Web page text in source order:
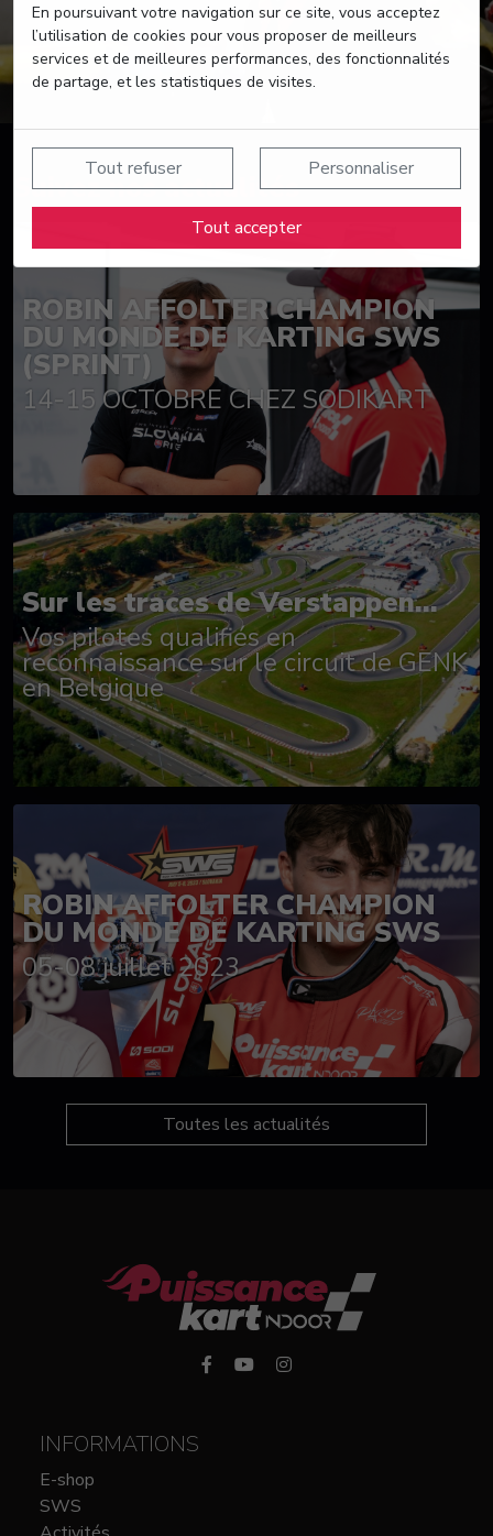
En poursuivant votre navigation sur ce site, vous acceptez
l’utilisation de cookies pour vous proposer de meilleurs
services et de meilleures performances, des fonctionnalités
de partage, et les statistiques de visites.
Tout refuser Personnaliser
Tout accepter
Suivez nos actualités
ROBIN AFFOLTER CHAMPION
DU MONDE DE KARTING SWS
(SPRINT)
14-15 OCTOBRE CHEZ SODIKART
Sur les traces de Verstappen...
Vos pilotes qualifiés en
reconnaissance sur le circuit de GENK
en Belgique
ROBIN AFFOLTER CHAMPION
DU MONDE DE KARTING SWS
05-08 juillet 2023
Toutes les actualités
INFORMATIONS
E-shop
SWS